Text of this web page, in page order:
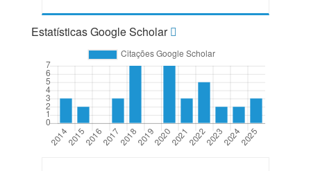
Estatísticas Google Scholar